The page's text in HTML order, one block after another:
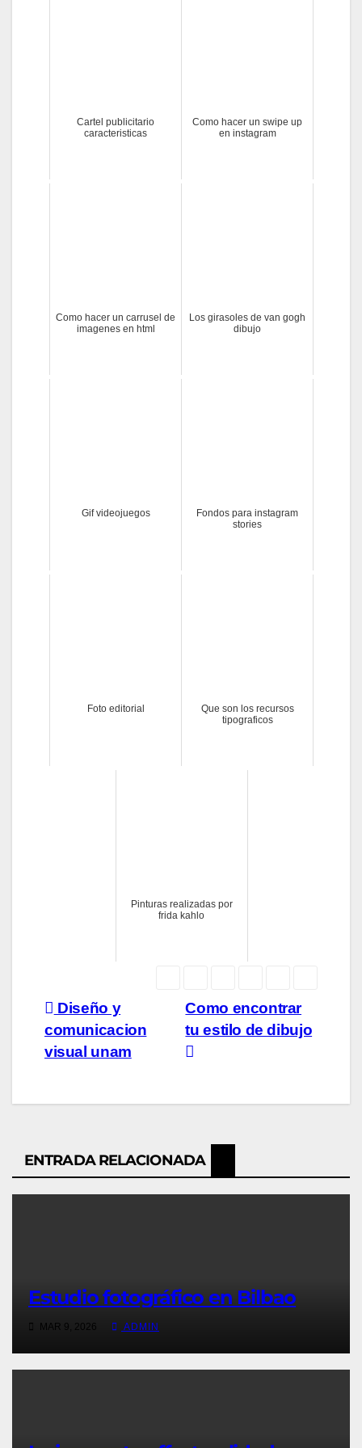
Cartel publicitario
caracteristicas
Como hacer un swipe up
en instagram
Como hacer un carrusel de
imagenes en html
Los girasoles de van gogh
dibujo
Gif videojuegos
Fondos para instagram
stories
Foto editorial
Que son los recursos
tipograficos
Pinturas realizadas por
frida kahlo
Navegación
de
Como encontrar
tu estilo de dibujo
Diseño y
comunicacion
visual unam
ENTRADA RELACIONADA
Estudio fotográfico en Bilbao
MAR 9, 2026 ADMIN